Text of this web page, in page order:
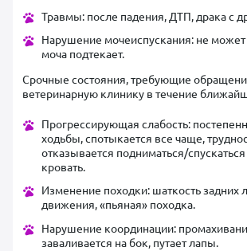
Травмы: после падения, ДТП, драка с
Нарушение мочеиспускания: не может
моча подтекает.
Срочные состояния, требующие
ветеринарную клинику в течение
Прогрессирующая слабость:
ходьбы, спотыкается все чаще,
отказывается подниматься/
кровать.
Изменение походки: шаткость задних
движения, «пьяная» походка.
Нарушение координации:
заваливается на бок, путает лапы.